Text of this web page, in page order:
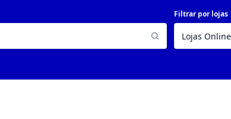
Filtrar por lojas